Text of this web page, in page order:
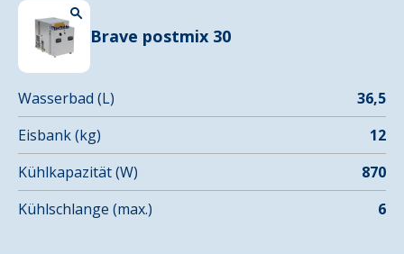
Brave postmix 30
Wasserbad (L)
36,5
Eisbank (kg)
12
Kühlkapazität (W)
870
Kühlschlange (max.)
6